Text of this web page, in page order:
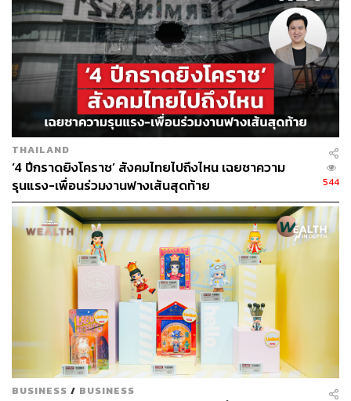
THAILAND
‘4 ปีกราดยิงโคราช’ สังคมไทยไปถึงไหน เฉยชาความ
รุนแรง-เพื่อนร่วมงานฟางเส้นสุดท้าย
544
BUSINESS / BUSINESS